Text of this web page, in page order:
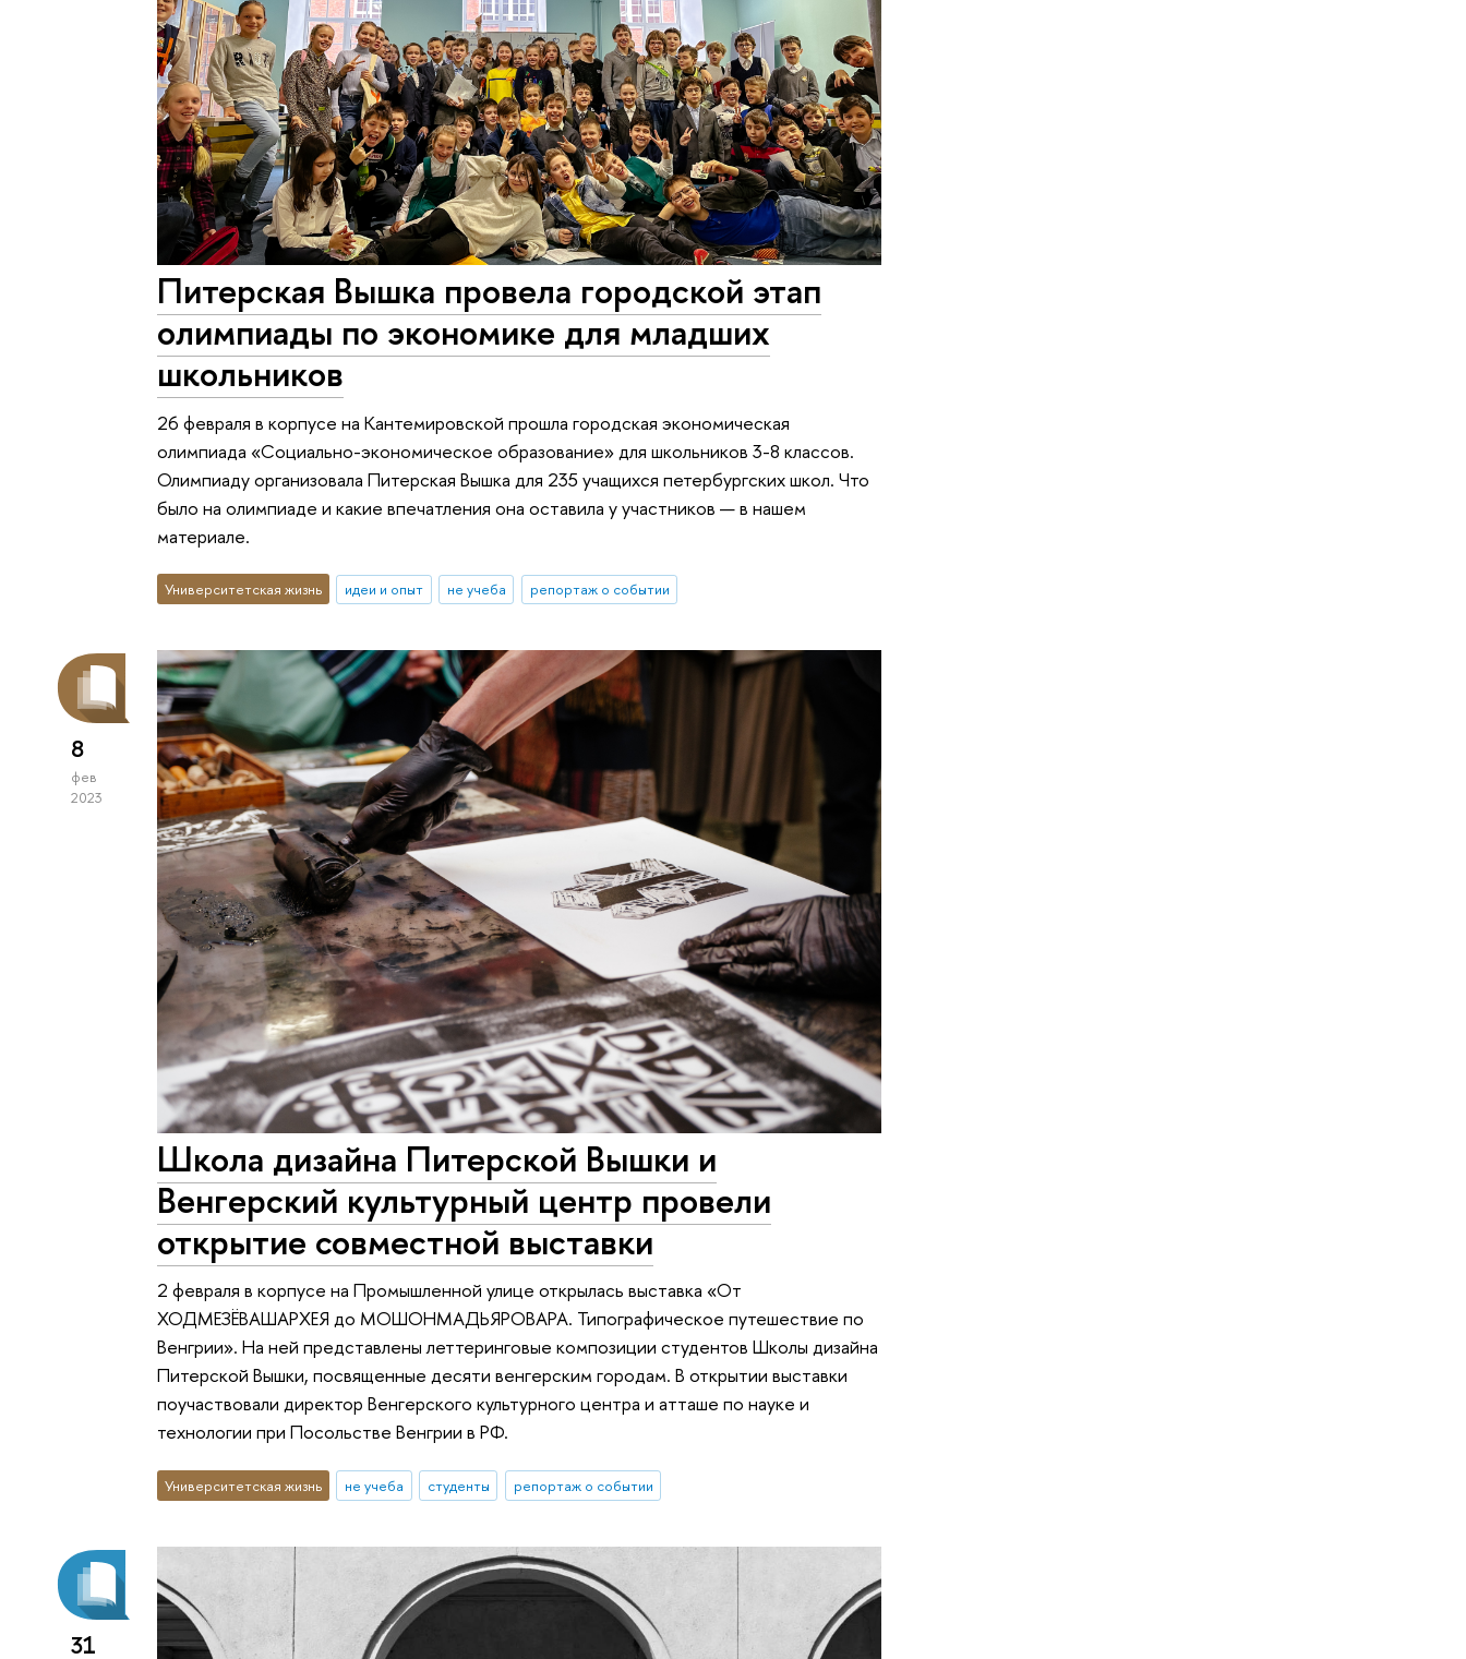
Питерская Вышка провела городской этап
олимпиады по экономике для младших
школьников
26 февраля в корпусе на Кантемировской прошла городская экономическая
олимпиада «Социально-экономическое образование» для школьников 3-8 классов.
Олимпиаду организовала Питерская Вышка для 235 учащихся петербургских школ. Что
было на олимпиаде и какие впечатления она оставила у участников — в нашем
материале.
Университетская жизнь идеи и опыт не учеба репортаж о событии
8
фев
2023
Школа дизайна Питерской Вышки и
Венгерский культурный центр провели
открытие совместной выставки
2 февраля в корпусе на Промышленной улице открылась выставка «От
ХОДМЕЗЁВАШАРХЕЯ до МОШОНМАДЬЯРОВАРА. Типографическое путешествие по
Венгрии». На ней представлены леттеринговые композиции студентов Школы дизайна
Питерской Вышки, посвященные десяти венгерским городам. В открытии выставки
поучаствовали директор Венгерского культурного центра и атташе по науке и
технологии при Посольстве Венгрии в РФ.
Университетская жизнь не учеба студенты репортаж о событии
31